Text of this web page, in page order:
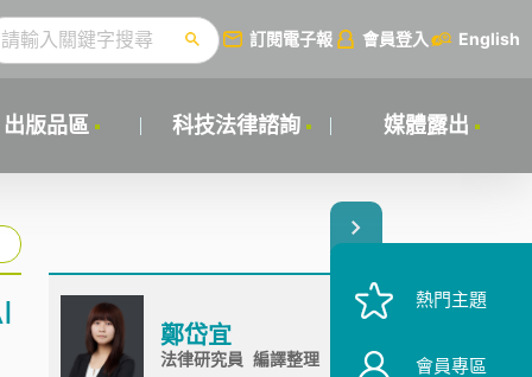
訂閱電子報 會員登入 English
出版品區 科技法律諮詢 媒體露出
鄭岱宜
法律研究員 編譯整理
熱門主題
會員專區